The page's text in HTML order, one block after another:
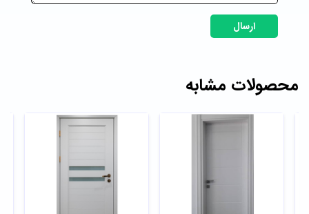
ارسال
محصولات مشابه